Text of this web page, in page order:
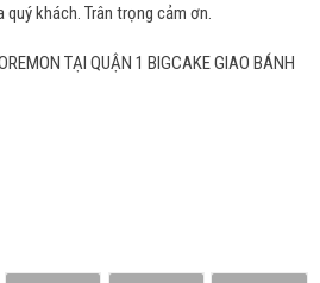
khách. Trân trọng cảm ơn.
TẠI QUẬN 1 BIGCAKE GIAO BÁNH